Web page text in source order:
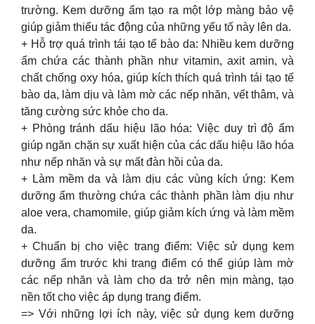
trường. Kem dưỡng ẩm tạo ra một lớp màng bảo vệ
giúp giảm thiểu tác động của những yếu tố này lên da.
+ Hỗ trợ quá trình tái tạo tế bào da: Nhiều kem dưỡng
ẩm chứa các thành phần như vitamin, axit amin, và
chất chống oxy hóa, giúp kích thích quá trình tái tạo tế
bào da, làm dịu và làm mờ các nếp nhăn, vết thâm, và
tăng cường sức khỏe cho da.
+ Phòng tránh dấu hiệu lão hóa: Việc duy trì độ ẩm
giúp ngăn chặn sự xuất hiện của các dấu hiệu lão hóa
như nếp nhăn và sự mất đàn hồi của da.
+ Làm mềm da và làm dịu các vùng kích ứng: Kem
dưỡng ẩm thường chứa các thành phần làm dịu như
aloe vera, chamomile, giúp giảm kích ứng và làm mềm
da.
+ Chuẩn bị cho việc trang điểm: Việc sử dụng kem
dưỡng ẩm trước khi trang điểm có thể giúp làm mờ
các nếp nhăn và làm cho da trở nên mịn màng, tạo
nền tốt cho việc áp dụng trang điểm.
=> Với những lợi ích này, việc sử dụng kem dưỡng